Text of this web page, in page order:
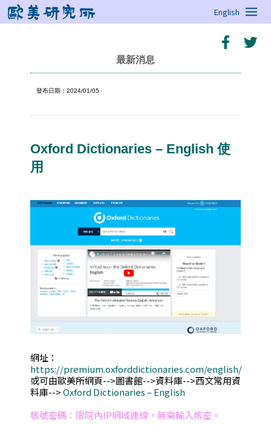
English
最新消息
發布日期：2024/01/05
Oxford Dictionaries – English 使
用
網址：
https://premium.oxforddictionaries.com/english/
或可由歐美所網頁-->圖書館-->資料庫-->西文常用資
料庫-->Oxford Dictionaries – English
帳號密碼：限院內IP網域連線，無需輸入帳密。